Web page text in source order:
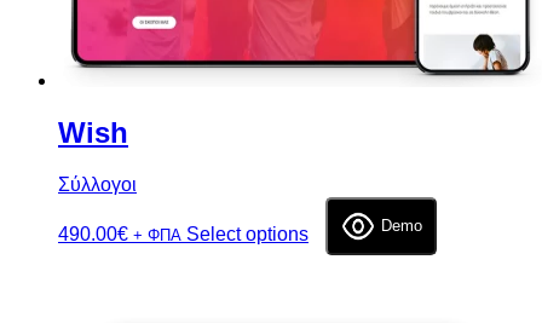
Wish
Σύλλογοι
490.00€ + ΦΠΑ Select options Demo